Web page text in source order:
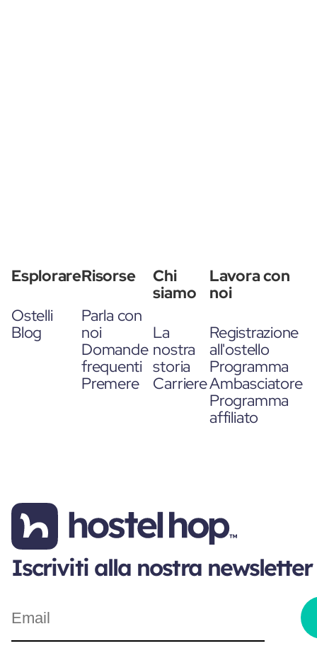
Esplorare
Ostelli
Blog
Risorse
Parla con
noi
Domande
frequenti
Premere
Chi
siamo
La
nostra
storia
Carriere
Lavora con
noi
Registrazione
all'ostello
Programma
Ambasciatore
Programma
affiliato
Iscriviti alla nostra newsletter